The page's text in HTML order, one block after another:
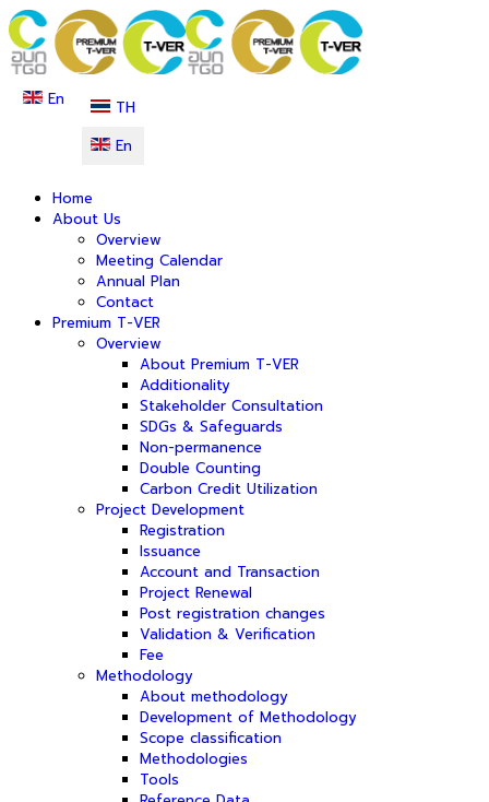
En
TH
En
Home
About Us
Overview
Meeting Calendar
Annual Plan
Contact
Premium T-VER
Overview
About Premium T-VER
Additionality
Stakeholder Consultation
SDGs & Safeguards
Non-permanence
Double Counting
Carbon Credit Utilization
Project Development
Registration
Issuance
Account and Transaction
Project Renewal
Post registration changes
Validation & Verification
Fee
Methodology
About methodology
Development of Methodology
Scope classification
Methodologies
Tools